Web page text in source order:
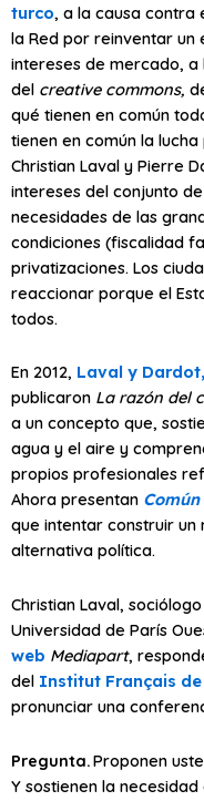
turco, a la causa contra
la Red por reinventar
intereses de mercado,
del creative commons,
qué tienen en común
tienen en común la
Christian Laval y Pierre
intereses del conjunto
necesidades de las
condiciones (fiscalidad
privatizaciones. Los
reaccionar porque el
todos.
En 2012, Laval y Dardot,
publicaron La razón del
a un concepto que,
agua y el aire y
propios profesionales
Ahora presentan Común
que intentar construir
alternativa política.
Christian Laval,
Universidad de París
web Mediapart,
del Institut Français
pronunciar una
Pregunta.Proponen
Y sostienen la